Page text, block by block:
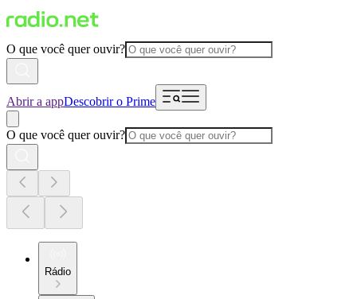
O que você quer ouvir?
Abrir a appDescobrir o Prime
O que você quer ouvir?
Rádio